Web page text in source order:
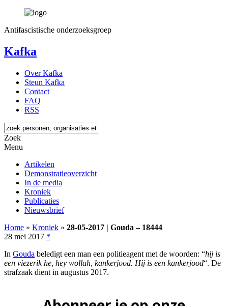
Antifascistische onderzoeksgroep
Kafka
Over Kafka
Steun Kafka
Contact
FAQ
RSS
Zoek
Menu
Artikelen
Demonstratieoverzicht
In de media
Kroniek
Publicaties
Nieuwsbrief
Home » Kroniek » 28-05-2017 | Gouda – 18444
28 mei 2017 *
In Gouda beledigt een man een politieagent met de woorden: “hij is
een viezerik he, hey wollah, kankerjood. Hij is een kankerjood“. De
strafzaak dient in augustus 2017.